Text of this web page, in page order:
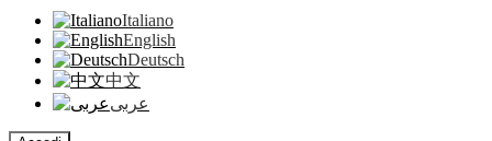
Italiano
English
Deutsch
中文
عربى